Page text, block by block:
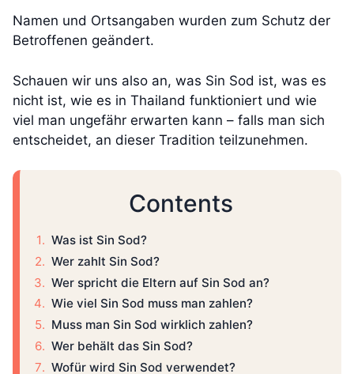
Namen und Ortsangaben wurden zum Schutz der
Betroffenen geändert.
Schauen wir uns also an, was Sin Sod ist, was es
nicht ist, wie es in Thailand funktioniert und wie
viel man ungefähr erwarten kann – falls man sich
entscheidet, an dieser Tradition teilzunehmen.
Contents
Was ist Sin Sod?
Wer zahlt Sin Sod?
Wer spricht die Eltern auf Sin Sod an?
Wie viel Sin Sod muss man zahlen?
Muss man Sin Sod wirklich zahlen?
Wer behält das Sin Sod?
Wofür wird Sin Sod verwendet?